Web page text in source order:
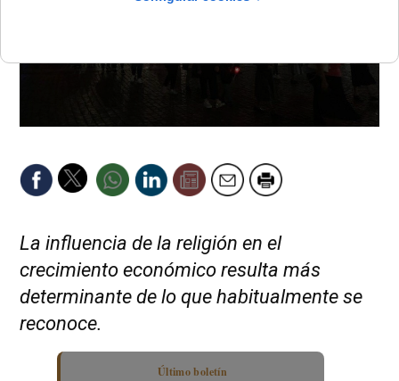
La influencia de la religión en el
crecimiento económico resulta más
determinante de lo que habitualmente se
reconoce.
Último boletín